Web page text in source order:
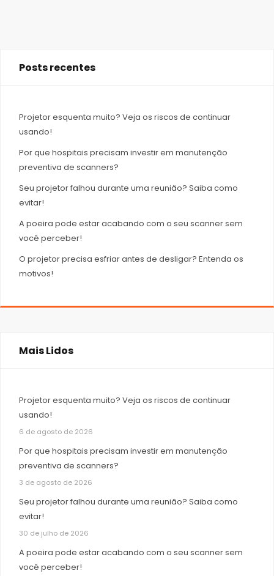
Posts recentes
Projetor esquenta muito? Veja os riscos de continuar
usando!
Por que hospitais precisam investir em manutenção
preventiva de scanners?
Seu projetor falhou durante uma reunião? Saiba como
evitar!
A poeira pode estar acabando com o seu scanner sem
você perceber!
O projetor precisa esfriar antes de desligar? Entenda os
motivos!
Mais Lidos
Projetor esquenta muito? Veja os riscos de continuar
usando!
6 de agosto de 2026
Por que hospitais precisam investir em manutenção
preventiva de scanners?
3 de agosto de 2026
Seu projetor falhou durante uma reunião? Saiba como
evitar!
30 de julho de 2026
A poeira pode estar acabando com o seu scanner sem
você perceber!